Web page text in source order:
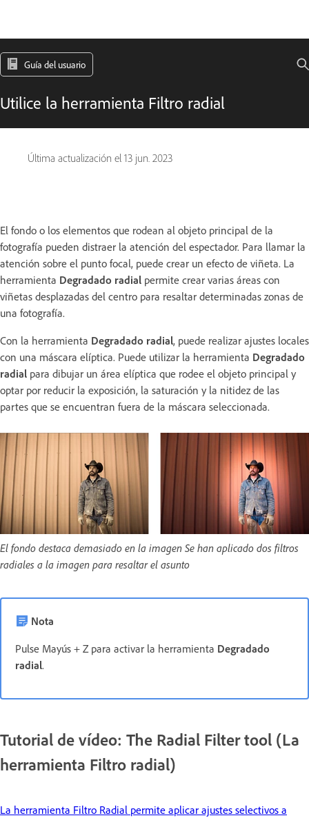
Guía del usuario
Utilice la herramienta Filtro radial
Última actualización el 13 jun. 2023
El fondo o los elementos que rodean al objeto principal de la
fotografía pueden distraer la atención del espectador. Para llamar la
atención sobre el punto focal, puede crear un efecto de viñeta. La
herramienta Degradado radial permite crear varias áreas con
viñetas desplazadas del centro para resaltar determinadas zonas de
una fotografía.
Con la herramienta Degradado radial, puede realizar ajustes locales
con una máscara elíptica. Puede utilizar la herramienta Degradado
radial para dibujar un área elíptica que rodee el objeto principal y
optar por reducir la exposición, la saturación y la nitidez de las
partes que se encuentran fuera de la máscara seleccionada.
El fondo destaca demasiado en la imagen Se han aplicado dos filtros
radiales a la imagen para resaltar el asunto
Nota
Pulse Mayús + Z para activar la herramienta Degradado
radial.
Tutorial de vídeo: The Radial Filter tool (La
herramienta Filtro radial)
La herramienta Filtro Radial permite aplicar ajustes selectivos a